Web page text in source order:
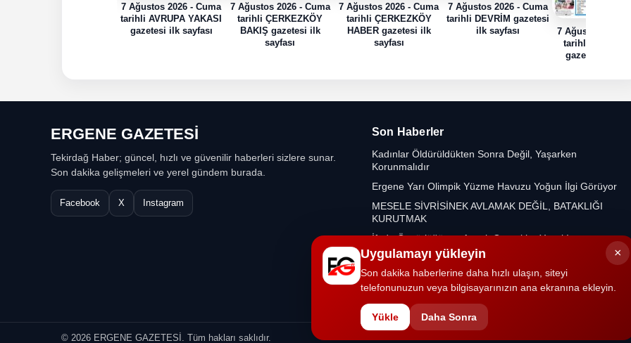
7 Ağustos 2026 - Cuma
tarihli AVRUPA YAKASI
gazetesi ilk sayfası
7 Ağustos 2026 - Cuma
tarihli ÇERKEZKÖY
BAKIŞ gazetesi ilk
sayfası
7 Ağustos 2026 - Cuma
tarihli ÇERKEZKÖY
HABER gazetesi ilk
sayfası
7 Ağustos 2026 - Cuma
tarihli DEVRİM gazetesi
ilk sayfası
7 Ağustos 2026 -
tarihli HABER
gazetesi ilk
ERGENE GAZETESİ
Tekirdağ Haber; güncel, hızlı ve güvenilir haberleri sizlere sunar.
Son dakika gelişmeleri ve yerel gündem burada.
Facebook X Instagram
Son Haberler
Kadınlar Öldürüldükten Sonra Değil, Yaşarken
Korunmalıdır
Ergene Yarı Olimpik Yüzme Havuzu Yoğun İlgi Görüyor
MESELE SİVRİSİNEK AVLAMAK DEĞİL, BATAKLIĞI
KURUTMAK
İfade Özgürlüğü var Ancak Gerçekler Yasak!
© 2026 ERGENE GAZETESİ. Tüm hakları saklıdır.
×
Uygulamayı yükleyin
Son dakika haberlerine daha hızlı ulaşın, siteyi
telefonunuzun veya bilgisayarınızın ana ekranına ekleyin.
Yükle Daha Sonra